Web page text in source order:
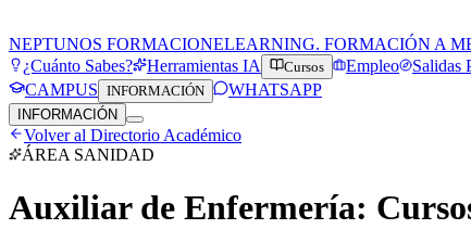
NEPTUNOS FORMACIONELEARNING. FORMACIÓN A
¿Cuánto Sabes?
Herramientas IA Cursos Empleo
Salidas
CAMPUS INFORMACIÓN WHATSAPP
INFORMACIÓN
Volver al Directorio Académico
ÁREA SANIDAD
Auxiliar de Enfermería: